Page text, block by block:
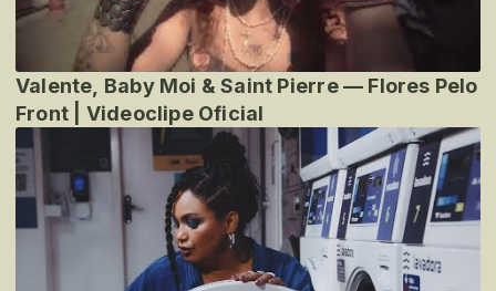
Valente, Baby Moi & Saint Pierre — Flores Pelo
Front | Videoclipe Oficial